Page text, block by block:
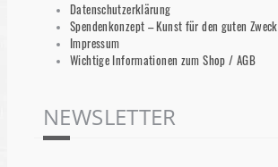
Datenschutzerklärung
Spendenkonzept – Kunst für den guten Zweck
Impressum
Wichtige Informationen zum Shop / AGB
NEWSLETTER